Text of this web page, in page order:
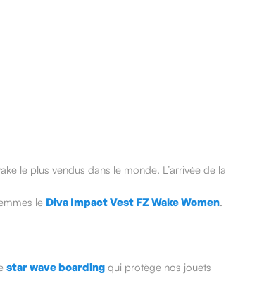
le plus vendus dans le monde. L’arrivée de la
le Diva Impact Vest FZ Wake Women.
star wave boarding qui protège nos jouets